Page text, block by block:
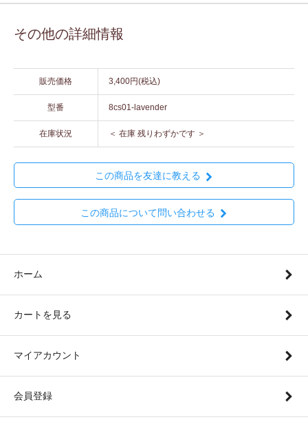
その他の詳細情報
販売価格 3,400円(税込)
型番 8cs01-lavender
在庫状況 ＜ 在庫 残りわずかです ＞
この商品を友達に教える
この商品について問い合わせる
ホーム
カートを見る
マイアカウント
会員登録